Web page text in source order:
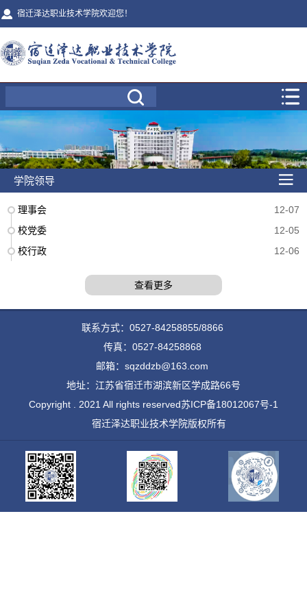
宿迁泽达职业技术学院欢迎您！
学院领导
理事会
12-07
校党委
12-05
校行政
12-06
查看更多
联系方式：0527-84258855/8866
传真：0527-84258868
邮箱：sqzddzb@163.com
地址：江苏省宿迁市湖滨新区学成路66号
Copyright . 2021 All rights reserved苏ICP备18012067号-1
宿迁泽达职业技术学院版权所有